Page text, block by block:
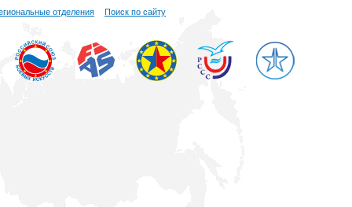
отделения Поиск по сайту